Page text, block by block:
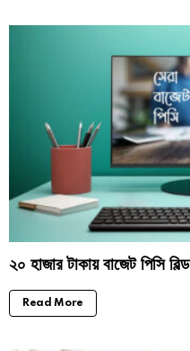
২০ হাজার টাকায় বাজেট পিসি বিল্ড
Read More